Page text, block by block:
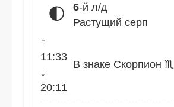
🌓 6-й л/д
Растущий серп
↑
11:33
↓
20:11
В знаке Скорпион ♏